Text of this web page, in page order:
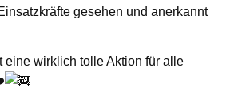
gesehen und anerkannt
eine wirklich tolle Aktion für alle